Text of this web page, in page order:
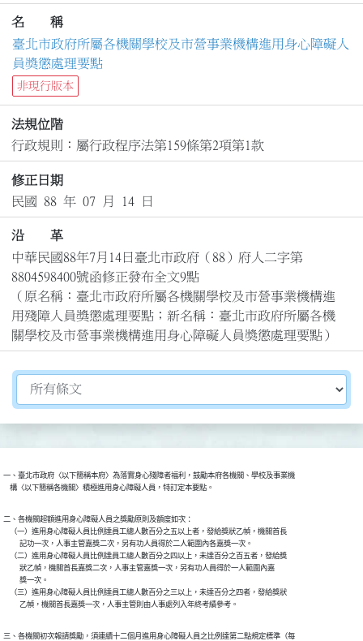
名 稱
臺北市政府所屬各機關學校及市營事業機構進用身心障礙人
員獎懲處理要點
非現行版本
法規位階
行政規則：屬行政程序法第159條第2項第1款
修正日期
民國 88 年 07 月 14 日
沿 革
中華民國88年7月14日臺北市政府（88）府人二字第
8804598400號函修正發布全文9點
（原名稱：臺北市政府所屬各機關學校及市營事業機構進
用殘障人員獎懲處理要點；新名稱：臺北市政府所屬各機
關學校及市營事業機構進用身心障礙人員獎懲處理要點）
切換選擇法規資訊內容
一、臺北市政府〈以下簡稱本府〉為落實身心殘障者福利，鼓勵本府各機關、學校及事業機
    構〈以下簡稱各機關〉積極進用身心障礙人員，特訂定本要點。
二、各機關超額進用身心障礙人員之獎勵原則及額度如次：
    （一）進用身心障礙人員比例達員工總人數百分之五以上者，發給獎狀乙幀，機關首長
          記功一次，人事主管嘉獎二次，另有功人員得於二人範圍內各嘉獎一次。
    （二）進用身心障礙人員比例達員工總人數百分之四以上，未達百分之百五者，發給獎
          狀乙幀，機關首長嘉獎二次，人事主管嘉獎一次，另有功人員得於一人範圍內嘉
          獎一次。
    （三）進用身心障礙人員比例達員工總人數百分之三以上，未達百分之四者，發給獎狀
三、各機關初次報請獎勵，須連續十二個月進用身心障礙人員之比例達第二點規定標準（每